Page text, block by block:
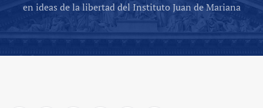
en ideas de la libertad del Instituto Juan de Mariana